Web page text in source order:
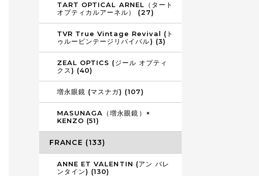
TART OPTICAL ARNEL（タート
オプティカルアーネル） (27)
TVR True Vintage Revival (ト
ゥルービンテージリバイバル) (3)
ZEAL OPTICS (ジール オプティ
クス) (40)
増永眼鏡 (マスナガ) (107)
MASUNAGA（増永眼鏡）×
KENZO (51)
FRANCE (133)
ANNE ET VALENTIN (アン バレ
ンタイン) (130)